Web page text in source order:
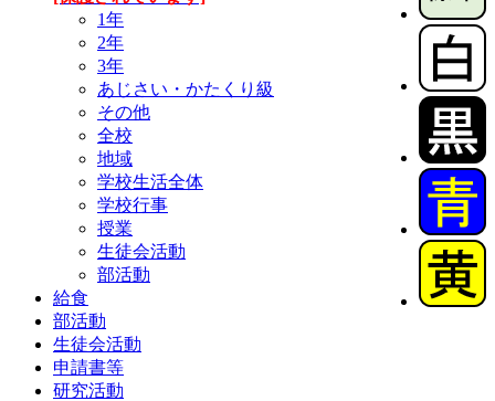
1年
2年
3年
あじさい・かたくり級
その他
全校
地域
学校生活全体
学校行事
授業
生徒会活動
部活動
給食
部活動
生徒会活動
申請書等
研究活動